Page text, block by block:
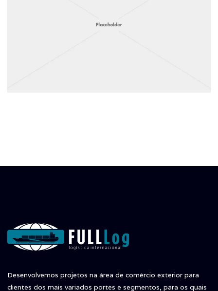
Desenvolvemos projetos na área de comércio exterior para
clientes dos mais variados portes e segmentos, para os quais